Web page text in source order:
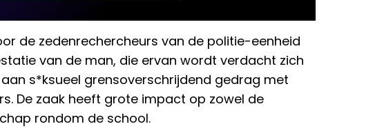
de zedenrechercheurs van de politie-eenheid
van de man, die ervan wordt verdacht zich
s*ksueel grensoverschrijdend gedrag met
De zaak heeft grote impact op zowel de
rondom de school.